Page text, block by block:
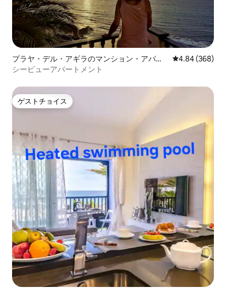
プラヤ・デル・アギラのマンション・アパー
ト
レビュー368
4.84 (368)
シービューアパートメント
ゲストチョイス
ゲストチョイス